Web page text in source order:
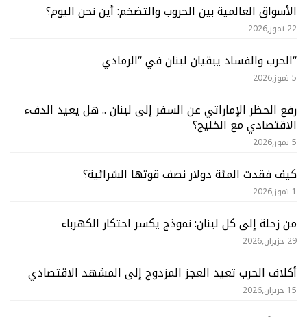
الأسواق العالمية بين الحروب والتضخم: أين نحن اليوم؟
22 تموز,2026
“الحرب والفساد يبقيان لبنان في “الرمادي
5 تموز,2026
رفع الحظر الإماراتي عن السفر إلى لبنان .. هل يعيد الدفء
الاقتصادي مع الخليج؟
5 تموز,2026
كيف فقدت المئة دولار نصف قوتها الشرائية؟
1 تموز,2026
من زحلة إلى كل لبنان: نموذج يكسر احتكار الكهرباء
29 حزيران,2026
أكلاف الحرب تعيد العجز المزدوج إلى المشهد الاقتصادي
15 حزيران,2026